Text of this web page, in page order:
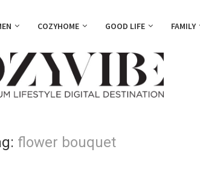
COZYHOME GOOD LIFE FAMILY
flower bouquet